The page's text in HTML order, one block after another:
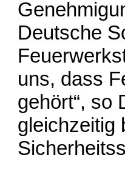
Deutsche
uns, dass
gehört“, so
gleichzeitig